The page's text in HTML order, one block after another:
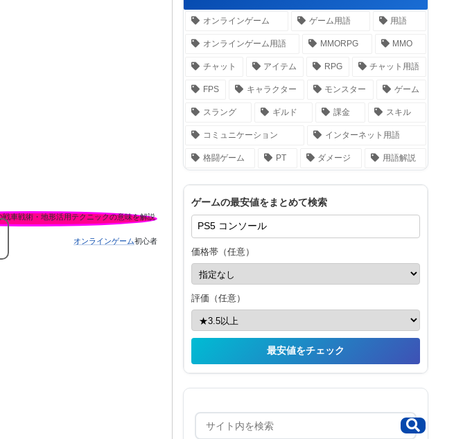
オンラインゲーム初心者
オンラインゲーム ゲーム用語 用語
オンラインゲーム用語 MMORPG MMO
チャット アイテム RPG チャット用語
FPS キャラクター モンスター ゲーム
スラング ギルド 課金 スキル
コミュニケーション インターネット用語
格闘ゲーム PT ダメージ 用語解説
ゲームの最安値をまとめて検索
価格帯（任意）
評価（任意）
最安値をチェック